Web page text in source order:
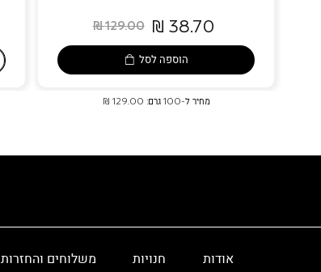
Gold
&
Cocoa
&
Hazelnut?
38.70 ₪
129.00 ₪
הוספה לסל
מחיר ל-100 גרם: 129.00 ₪
אודות חנויות משלוחים והחזרות